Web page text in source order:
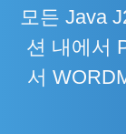
모든 Java
션 내에서
서